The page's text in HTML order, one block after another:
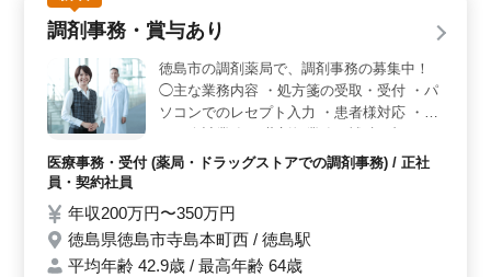
調剤事務・賞与あり
徳島市の調剤薬局で、調剤事務の募集中！
◯主な業務内容 ・処方箋の受取・受付 ・パ
ソコンでのレセプト入力 ・患者様対応 ・レ
OK！お気軽にご応募ください！ ＊10年、20
ンスタッフも活躍中です。 アットホームで
働きやすい職場です。
医療事務・受付 (薬局・ドラッグストアでの調剤事務) / 正社
員・契約社員
年収200万円〜350万円
徳島県徳島市寺島本町西 / 徳島駅
平均年齢 42.9歳 / 最高年齢 64歳